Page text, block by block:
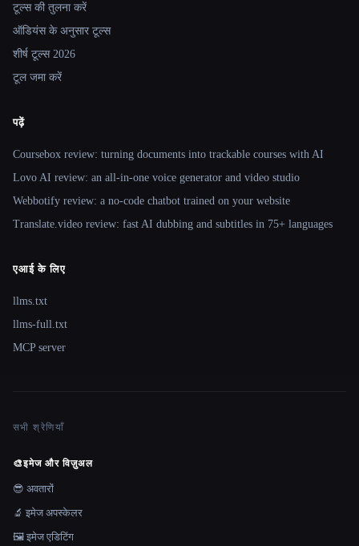
टूल्स की तुलना करें
ऑडियंस के अनुसार टूल्स
शीर्ष टूल्स 2026
टूल जमा करें
पढ़ें
Coursebox review: turning documents into trackable courses with AI
Lovo AI review: an all-in-one voice generator and video studio
Webbotify review: a no-code chatbot trained on your website
Translate.video review: fast AI dubbing and subtitles in 75+ languages
एआई के लिए
llms.txt
llms-full.txt
MCP server
सभी श्रेणियाँ
🎨इमेज और विज़ुअल
😎 अवतारों
🔬 इमेज अपस्केलर
🖼️ इमेज एडिटिंग